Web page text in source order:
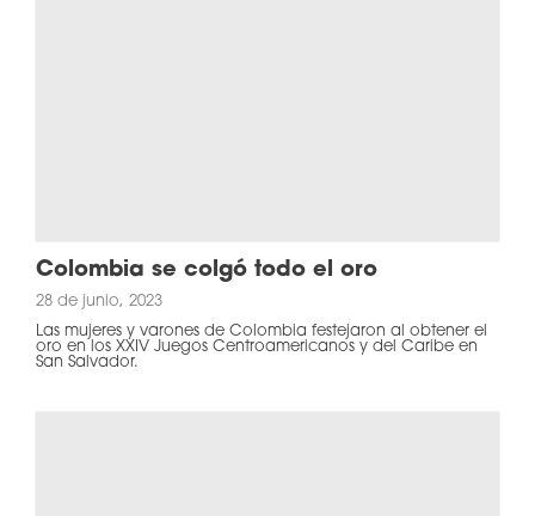
Colombia se colgó todo el oro
28 de junio, 2023
Las mujeres y varones de Colombia festejaron al obtener el
oro en los XXIV Juegos Centroamericanos y del Caribe en
San Salvador.